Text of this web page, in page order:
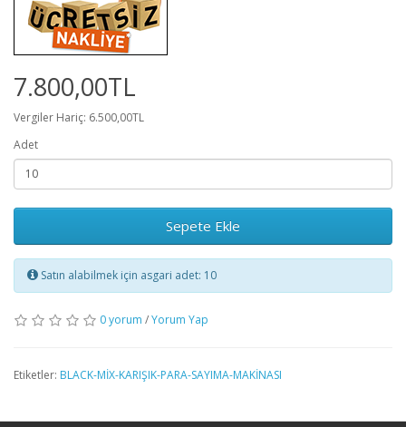
7.800,00TL
Vergiler Hariç: 6.500,00TL
Adet
Sepete Ekle
Satın alabilmek için asgari adet: 10
0 yorum /Yorum Yap
Etiketler: BLACK-MİX-KARIŞIK-PARA-SAYIMA-MAKİNASI